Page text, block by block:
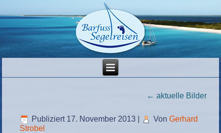
← aktuelle Bilder
Publiziert 17. November 2013 Von Gerhard
Strobel